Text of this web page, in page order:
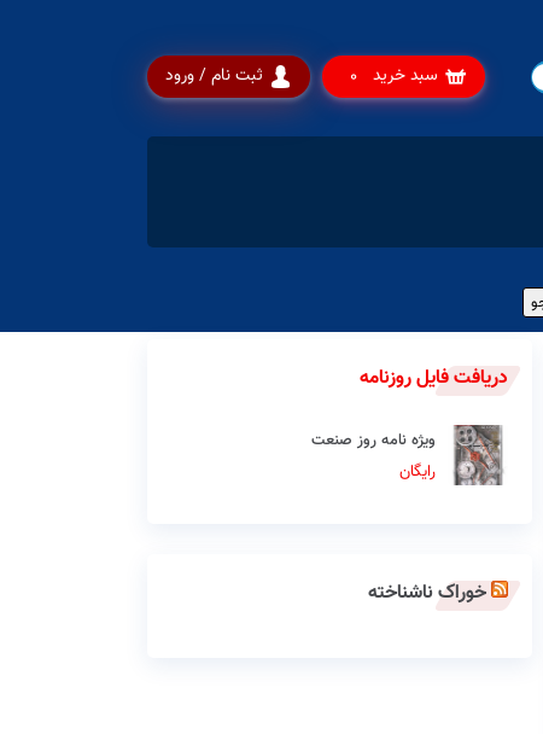
ثبت نام / ورود سبد خرید 0
دریافت فایل روزنامه
ویژه نامه روز صنعت
رایگان
خوراک ناشناخته